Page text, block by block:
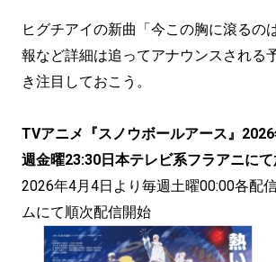
ヒグチアイの新曲「今この胸に滾るの
報など詳細は追ってアナウンスされる
き注目しておこう。
TVアニメ『スノウボールアース』
週金曜23:30日本テレビ系フラアニに
2026年4月4日より毎週土曜00:00各配
ムにて順次配信開始